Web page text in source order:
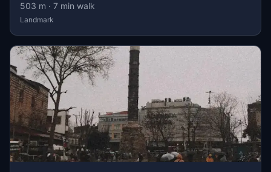
503 m · 7 min walk
Landmark